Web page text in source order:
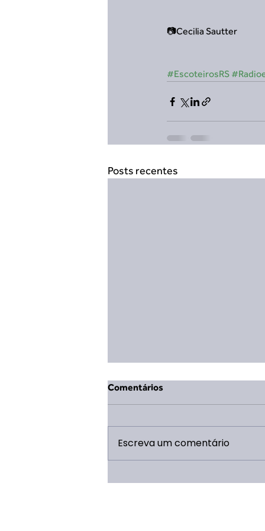
📷Cecilia Sautter
#EscoteirosRS
Posts recentes
Mudança na Coordenação
Comentários
Escreva um comentário